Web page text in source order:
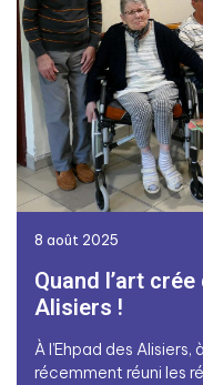
8 août 2025
Quand l’art crée
Alisiers !
À l’Ehpad des
récemment réuni les